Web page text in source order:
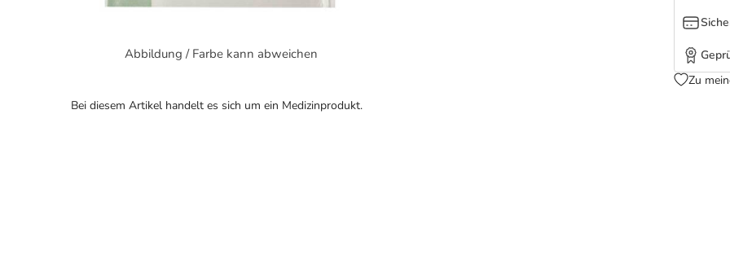
Abbildung / Farbe kann abweichen
Zu
Bei diesem Artikel handelt es sich um ein Medizinprodukt.